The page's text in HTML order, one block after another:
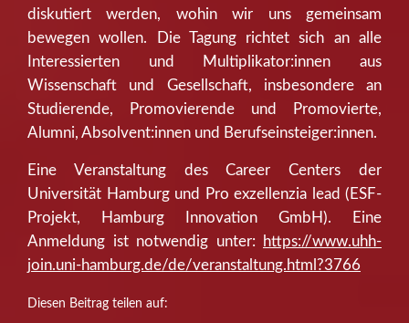
diskutiert werden, wohin wir uns gemeinsam
bewegen wollen. Die Tagung richtet sich an alle
Interessierten und Multiplikator:innen aus
Wissenschaft und Gesellschaft, insbesondere an
Studierende, Promovierende und Promovierte,
Alumni, Absolvent:innen und Berufseinsteiger:innen.
Eine Veranstaltung des Career Centers der
Universität Hamburg und Pro exzellenzia lead (ESF-
Projekt, Hamburg Innovation GmbH). Eine
Anmeldung ist notwendig unter:
https://www.uhh-
join.uni-hamburg.de/de/veranstaltung.html?3766
Diesen Beitrag teilen auf: